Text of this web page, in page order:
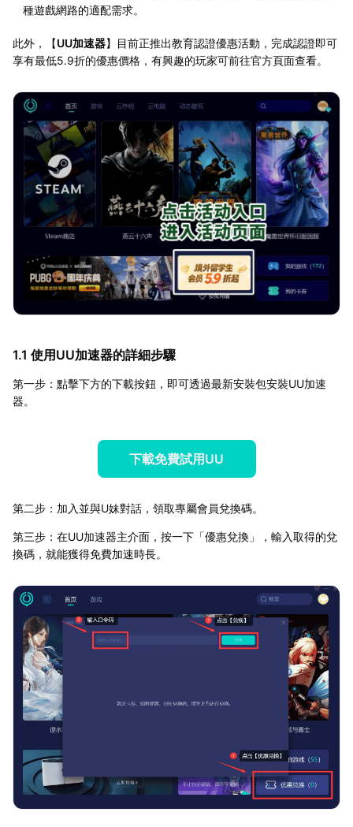
種遊戲網路的適配需求。
此外，【UU加速器】目前正推出教育認證優惠活動，完成認證即可
享有最低5.9折的優惠價格，有興趣的玩家可前往官方頁面查看。
1.1 使用UU加速器的詳細步驟
第一步：點擊下方的下載按鈕，即可透過最新安裝包安裝UU加速
器。
下載免費試用UU
第二步：加入並與U妹對話，領取專屬會員兌換碼。
第三步：在UU加速器主介面，按一下「優惠兌換」，輸入取得的兌
換碼，就能獲得免費加速時長。